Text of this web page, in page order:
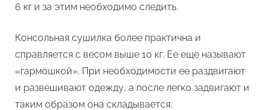
6 кг и за этим необходимо следить.
Консольная сушилка более практична и
справляется с весом выше 10 кг. Ее еще называют
«гармошкой». При необходимости ее раздвигают
и развешивают одежду, а после легко задвигают и
таким образом она складывается.